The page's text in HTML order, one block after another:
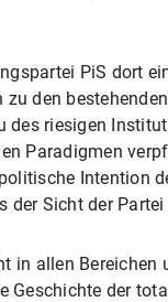
PiS dort
den
riesigen
Paradigmen
Intention
der Sicht der
in allen
der